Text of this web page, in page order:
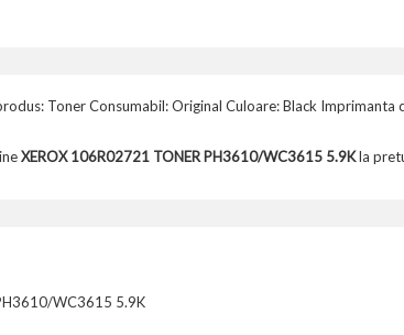
Toner Consumabil: Original Culoare: Black
XEROX 106R02721 TONER PH3610/WC3615 5.9Kla
WC3615 5.9K